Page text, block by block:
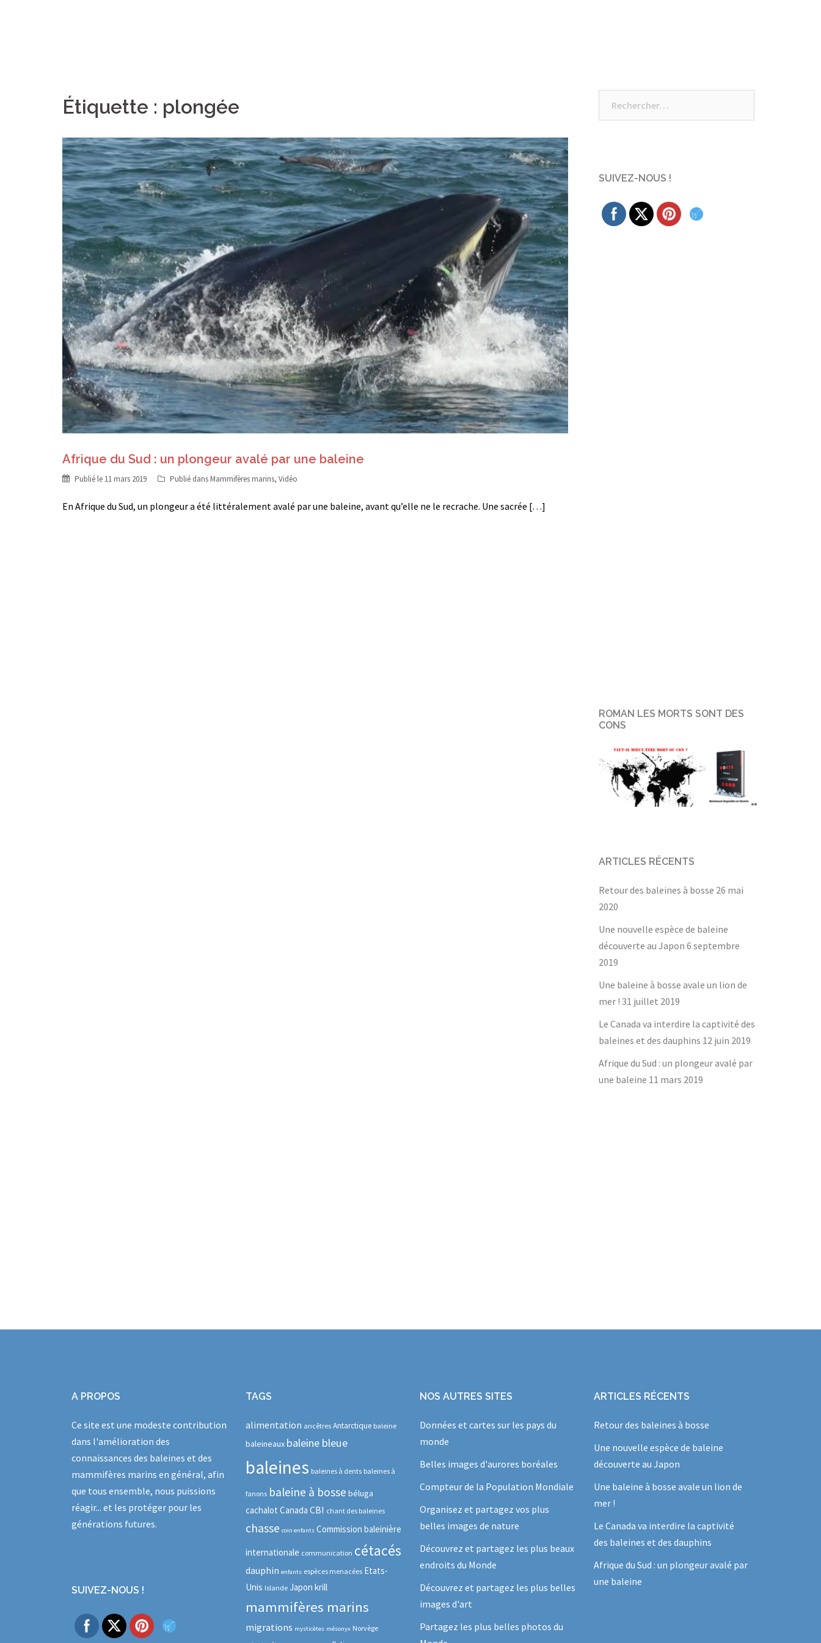
Étiquette : plongée
Afrique du Sud : un plongeur avalé par une baleine
Publié le 11 mars 2019 Publié dans Mammifères marins, Vidéo
En Afrique du Sud, un plongeur a été littéralement avalé par une baleine, avant qu’elle ne le recrache. Une sacrée […]
SUIVEZ-NOUS !
ROMAN LES MORTS SONT DES
CONS
ARTICLES RÉCENTS
Retour des baleines à bosse 26 mai
2020
Une nouvelle espèce de baleine
découverte au Japon 6 septembre
2019
Une baleine à bosse avale un lion de
mer ! 31 juillet 2019
Le Canada va interdire la captivité des
baleines et des dauphins 12 juin 2019
Afrique du Sud : un plongeur avalé par
une baleine 11 mars 2019
A PROPOS
Ce site est une modeste contribution
dans l'amélioration des
connaissances des baleines et des
mammifères marins en général, afin
que tous ensemble, nous puissions
réagir... et les protéger pour les
générations futures.
SUIVEZ-NOUS !
TAGS
alimentation ancêtres Antarctique baleine
baleineaux baleine bleue
baleines baleines à dents baleines à
fanons baleine à bosse béluga
cachalot Canada CBI chant des baleines
chasse coin enfants Commission baleinière
internationale communication cétacés
dauphin enfants espèces menacées Etats-
Unis Islande Japon krill
mammifères marins
migrations mysticètes mésonyx Norvège
NOS AUTRES SITES
Données et cartes sur les pays du
monde
Belles images d'aurores boréales
Compteur de la Population Mondiale
Organisez et partagez vos plus
belles images de nature
Découvrez et partagez les plus beaux
endroits du Monde
Découvrez et partagez les plus belles
images d'art
Partagez les plus belles photos du
ARTICLES RÉCENTS
Retour des baleines à bosse
Une nouvelle espèce de baleine
découverte au Japon
Une baleine à bosse avale un lion de
mer !
Le Canada va interdire la captivité
des baleines et des dauphins
Afrique du Sud : un plongeur avalé par
une baleine